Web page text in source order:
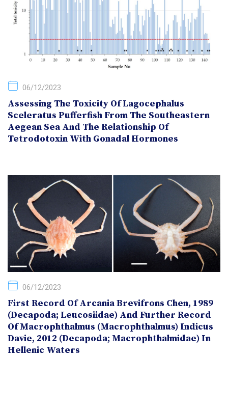
06/12/2023
Assessing The Toxicity Of Lagocephalus
Sceleratus Pufferfish From The Southeastern
Aegean Sea And The Relationship Of
Tetrodotoxin With Gonadal Hormones
06/12/2023
First Record Of Arcania Brevifrons Chen, 1989
(Decapoda; Leucosiidae) And Further Record
Of Macrophthalmus (Macrophthalmus) Indicus
Davie, 2012 (Decapoda; Macrophthalmidae) In
Hellenic Waters